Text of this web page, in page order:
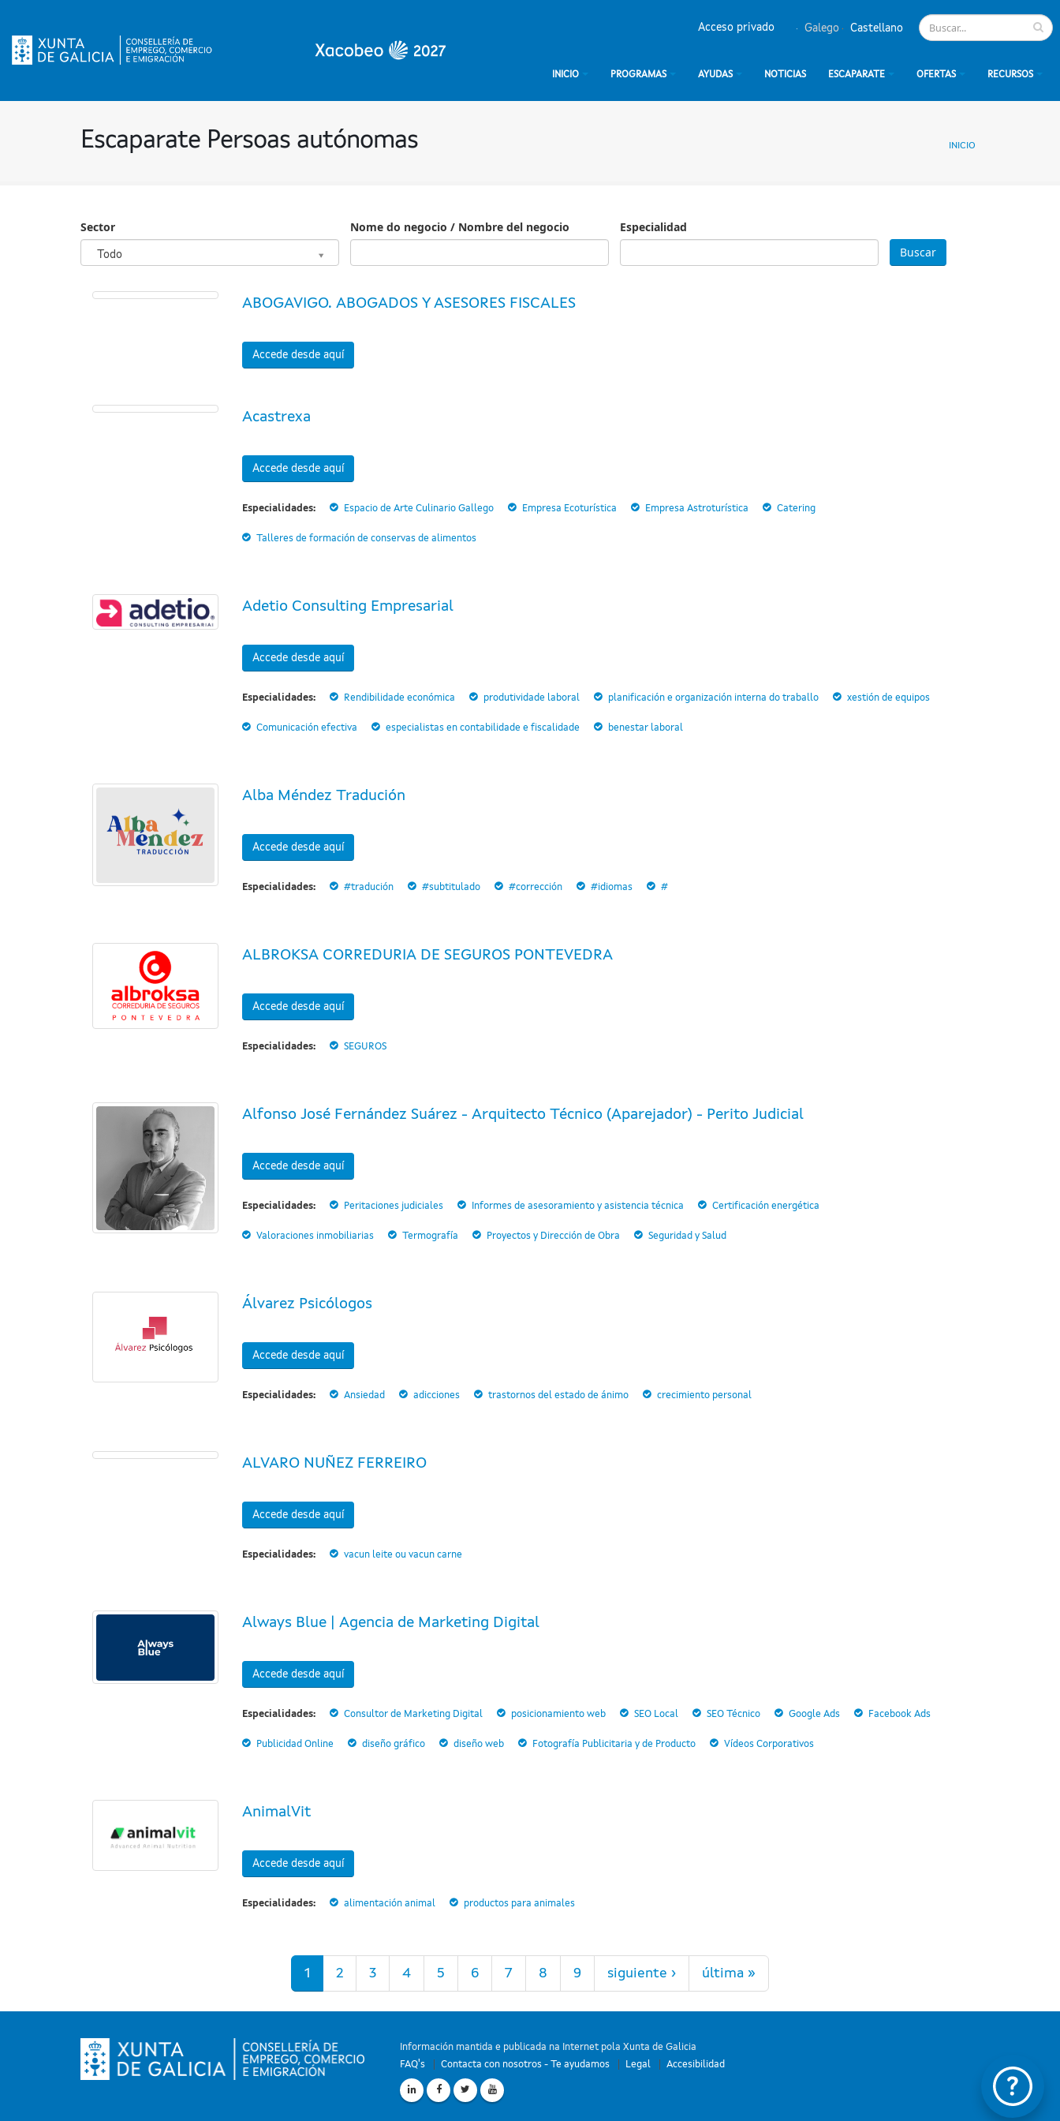
Galego Castellano
Acceso privado
INICIO PROGRAMAS AYUDAS NOTICIAS ESCAPARATE OFERTAS RECURSOS
Escaparate Persoas autónomas INICIO
Sector
Todo
Sector
Nome do negocio / Nombre del negocio
Especialidad
ABOGAVIGO. ABOGADOS Y ASESORES FISCALES
Accede desde aquí
Acastrexa
Accede desde aquí
Especialidades: Espacio de Arte Culinario Gallego Empresa Ecoturística Empresa Astroturística Catering
Talleres de formación de conservas de alimentos
Adetio Consulting Empresarial
Accede desde aquí
Especialidades: Rendibilidade económica produtividade laboral planificación e organización interna do traballo xestión de equipos
Comunicación efectiva especialistas en contabilidade e fiscalidade benestar laboral
Alba Méndez Tradución
Accede desde aquí
Especialidades: #tradución #subtitulado #corrección #idiomas #
ALBROKSA CORREDURIA DE SEGUROS PONTEVEDRA
Accede desde aquí
Especialidades: SEGUROS
Alfonso José Fernández Suárez - Arquitecto Técnico (Aparejador) - Perito Judicial
Accede desde aquí
Especialidades: Peritaciones judiciales Informes de asesoramiento y asistencia técnica Certificación energética
Valoraciones inmobiliarias Termografía Proyectos y Dirección de Obra Seguridad y Salud
Álvarez Psicólogos
Accede desde aquí
Especialidades: Ansiedad adicciones trastornos del estado de ánimo crecimiento personal
ALVARO NUÑEZ FERREIRO
Accede desde aquí
Especialidades: vacun leite ou vacun carne
Always Blue | Agencia de Marketing Digital
Accede desde aquí
Especialidades: Consultor de Marketing Digital posicionamiento web SEO Local SEO Técnico Google Ads Facebook Ads
Publicidad Online diseño gráfico diseño web Fotografía Publicitaria y de Producto Vídeos Corporativos
AnimalVit
Accede desde aquí
Especialidades: alimentación animal productos para animales
1 2 3 4 5 6 7 8 9 siguiente › última »
Información mantida e publicada na Internet pola Xunta de Galicia
FAQ's
Contacta con nosotros - Te ayudamos Legal Accesibilidad